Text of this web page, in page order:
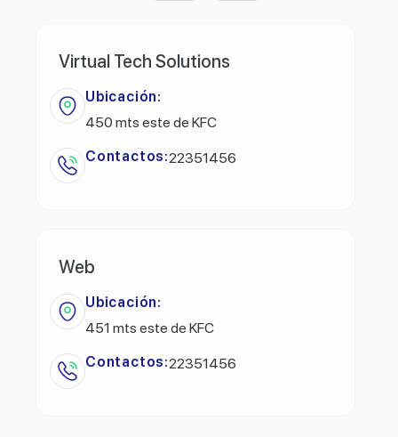
Virtual Tech Solutions
Ubicación:
450 mts este de KFC
Contactos:22351456
Web
Ubicación:
451 mts este de KFC
Contactos:22351456